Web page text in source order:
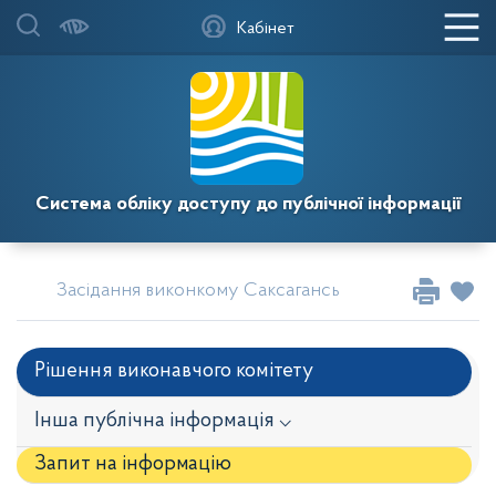
Система обліку доступу до публічної інформації
Кабінет
Засідання виконкому Саксаганської районної у
Рішення виконавчого комітету
Інша публічна інформація ⌵
Запит на iнформацію